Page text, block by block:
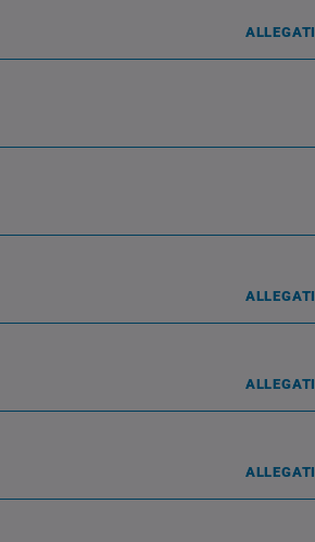
ALLEGATI
ALLEGATI
ALLEGATI
ALLEGATI